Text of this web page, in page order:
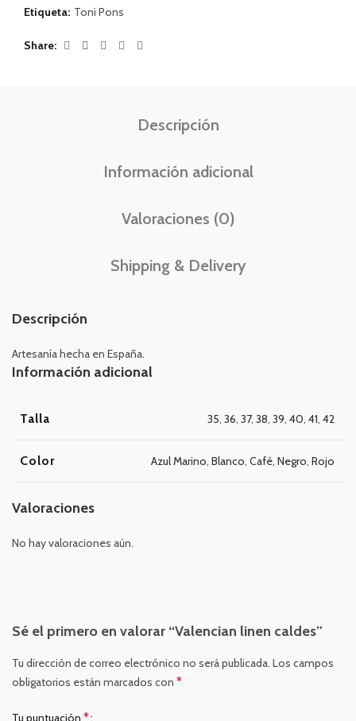
Etiqueta: Toni Pons
Share
Descripción
Información adicional
Valoraciones (0)
Shipping & Delivery
Descripción
Artesanía hecha en España.
Información adicional
Talla 35, 36, 37, 38, 39, 40, 41, 42
Color Azul Marino, Blanco, Café, Negro, Rojo
Valoraciones
No hay valoraciones aún.
Sé el primero en valorar “Valencian linen caldes”
Tu dirección de correo electrónico no será publicada. Los campos
obligatorios están marcados con *
Tu puntuación *